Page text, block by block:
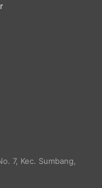
7, Kec. Sumbang,